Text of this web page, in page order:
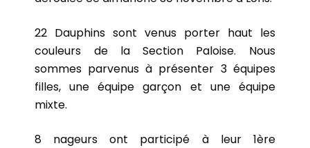
22 Dauphins sont venus porter haut les
couleurs de la Section Paloise. Nous
sommes parvenus à présenter 3 équipes
filles, une équipe garçon et une équipe
mixte.
8 nageurs ont participé à leur 1ère